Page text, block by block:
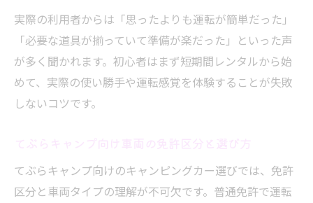
実際の利用者からは「思ったよりも運転が簡単だった」
「必要な道具が揃っていて準備が楽だった」といった声
が多く聞かれます。初心者はまず短期間レンタルから始
めて、実際の使い勝手や運転感覚を体験することが失敗
しないコツです。
てぶらキャンプ向けのキャンピングカー選びでは、免許
区分と車両タイプの理解が不可欠です。普通免許で運転